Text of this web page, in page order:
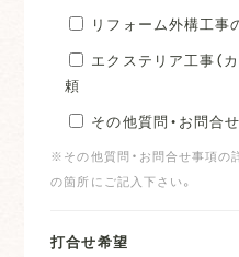
リフォーム外構工事
エクステリア工事（
頼
その他質問・お問合せ
※その他質問・お問合せ事項の
の箇所にご記入下さい。
打合せ希望